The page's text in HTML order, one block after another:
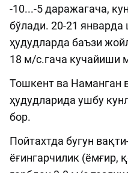
-10...-5 даражагача,
бўлади. 20-21
ҳудудларда баъзи
18 м/с.гача кучайиши
Тошкент ва Наманган
ҳудудларида ушбу
бор.
Пойтахтда бугун
ёғингарчилик (ёмғир,